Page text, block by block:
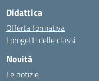
Didattica
Offerta formativa
I progetti delle classi
Novità
Le notizie